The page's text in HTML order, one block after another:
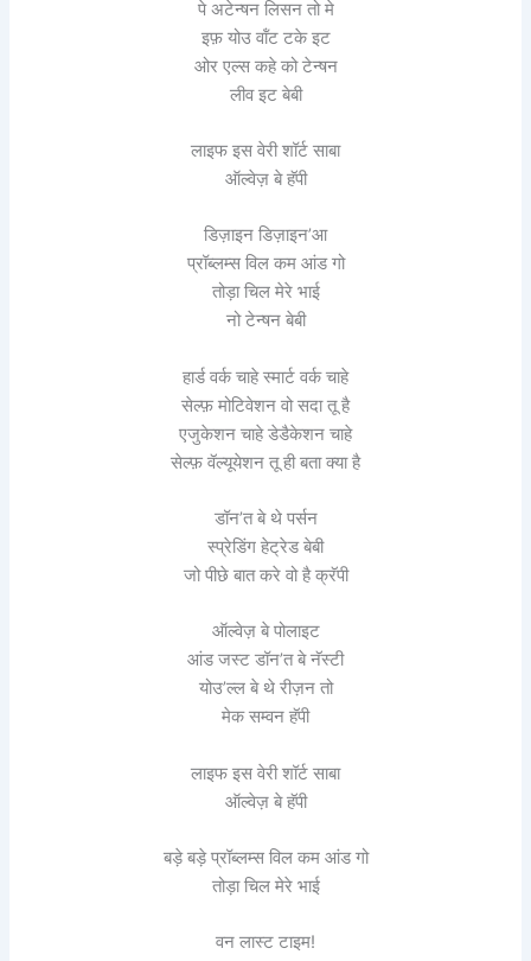
पे अटेन्षन लिसन तो मे
इफ़ योउ वॉंट टके इट
ओर एल्स कहे को टेन्षन
लीव इट बेबी
लाइफ इस वेरी शॉर्ट साबा
ऑल्वेज़ बे हॅपी
डिज़ाइन डिज़ाइन’आ
प्रॉब्लम्स विल कम आंड गो
तोड़ा चिल मेरे भाई
नो टेन्षन बेबी
हार्ड वर्क चाहे स्मार्ट वर्क चाहे
सेल्फ़ मोटिवेशन वो सदा तू है
एजुकेशन चाहे डेडैकेशन चाहे
सेल्फ़ वॅल्यूयेशन तू ही बता क्या है
डॉन’त बे थे पर्सन
स्प्रेडिंग हेट्रेड बेबी
जो पीछे बात करे वो है क्रॅपी
ऑल्वेज़ बे पोलाइट
आंड जस्ट डॉन’त बे नॅस्टी
योउ’ल्ल बे थे रीज़न तो
मेक सम्वन हॅपी
लाइफ इस वेरी शॉर्ट साबा
ऑल्वेज़ बे हॅपी
बड़े बड़े प्रॉब्लम्स विल कम आंड गो
तोड़ा चिल मेरे भाई
वन लास्ट टाइम!